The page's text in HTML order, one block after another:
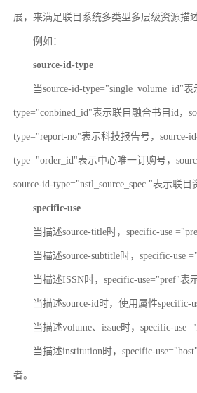
展，来满足联目系统多类型多层级资源描
例如：
source-id-type
当source-id-type="single_volume_id"
type="conbined_id"表示联目融合书目id，
type="report-no"表示科技报告号，source-
type="order_id"表示中心唯一订购号，
source-id-type="nstl_source_spec "表示联目
specific-use
当描述source-title时，specific-use
当描述source-subtitle时，specific-use
当描述ISSN时，specific-use="pref"表
当描述source-id时，使用属性
当描述volume、issue时，specific-
当描述institution时，specific-
者。